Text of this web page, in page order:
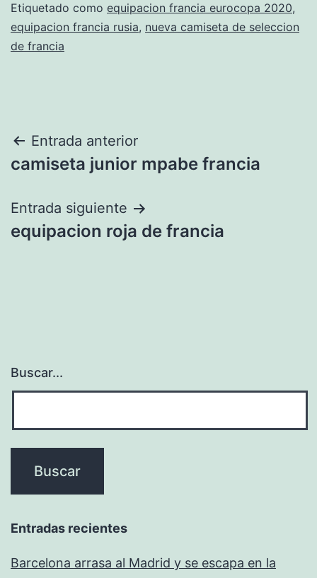
Etiquetado como equipacion francia eurocopa 2020,
equipacion francia rusia, nueva camiseta de seleccion
de francia
Navegación
de
entradas
Entrada anterior
camiseta junior mpabe francia
Entrada siguiente
equipacion roja de francia
Buscar...
Entradas recientes
Barcelona arrasa al Madrid y se escapa en la